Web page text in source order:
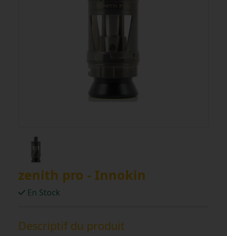
zenith pro - Innokin
En Stock
Descriptif du produit